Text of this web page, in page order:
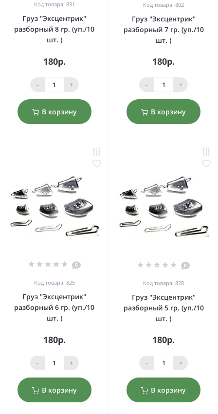
Код товара: 831
Груз "Эксцентрик"
разборный 8 гр. (уп./10
шт. )
180р.
- +
В корзину
Код товара: 802
Груз "Эксцентрик"
разборный 7 гр. (уп./10
шт. )
180р.
- +
В корзину
0
Код товара: 825
Груз "Эксцентрик"
разборный 6 гр. (уп./10
шт. )
180р.
- +
В корзину
0
Код товара: 828
Груз "Эксцентрик"
разборный 5 гр. (уп./10
шт. )
180р.
- +
В корзину